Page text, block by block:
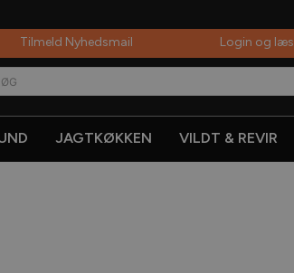
Tilmeld Nyhedsmail Login og læs
JAGTKØKKEN VILDT & REVIR